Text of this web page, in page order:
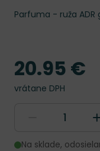
Parfuma - ruža
Cena
20.95 €
vrátane DPH
Na sklade,